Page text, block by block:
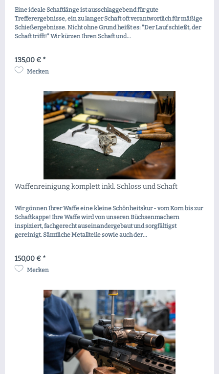
Eine ideale Schaftlänge ist ausschlaggebend für gute
Trefferergebnisse, ein zu langer Schaft oft verantwortlich für mäßige
Schießergebnisse. Nicht ohne Grund heißt es: "Der Lauf schießt, der
Schaft trifft!" Wir kürzen Ihren Schaft und...
135,00 € *
Merken
Waffenreinigung komplett inkl. Schloss und Schaft
Wir gönnen Ihrer Waffe eine kleine Schönheitskur - vom Korn bis zur
Schaftkappe! Ihre Waffe wird von unseren Büchsenmachern
inspiziert, fachgerecht auseinandergebaut und sorgfältigst
gereinigt. Sämtliche Metallteile sowie auch der...
150,00 € *
Merken